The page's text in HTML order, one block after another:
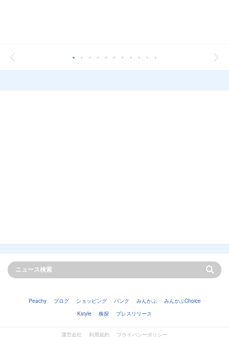
Peachy ブログ ショッピング バンク みんかぶ
みんかぶChoice
Kstyle
株探 プレスリリース
運営会社 利用規約 プライバシーポリシー